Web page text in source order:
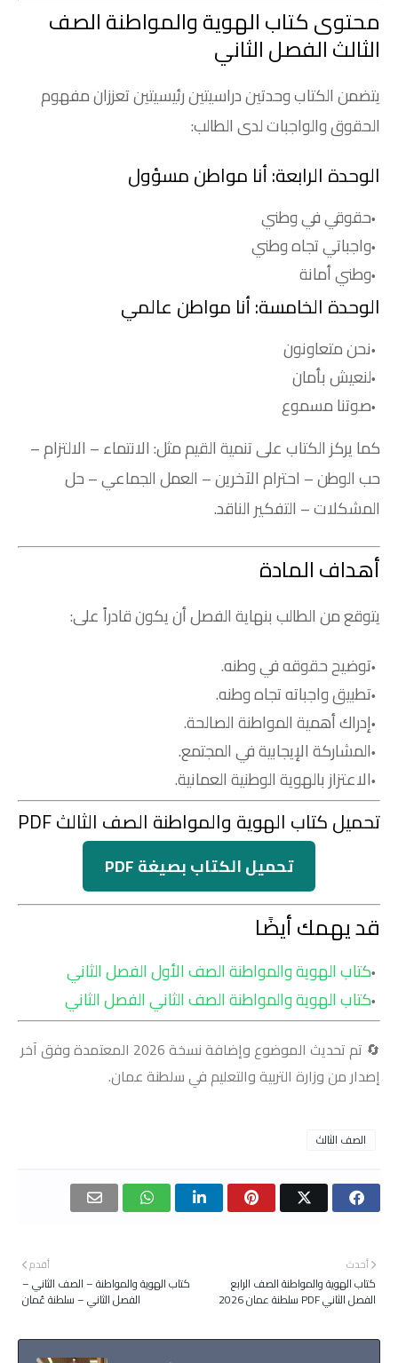
محتوى كتاب الهوية والمواطنة الصف
الثالث الفصل الثاني
يتضمن الكتاب وحدتين دراسيتين رئيسيتين تعززان مفهوم
الحقوق والواجبات لدى الطالب:
الوحدة الرابعة: أنا مواطن مسؤول
حقوقي في وطني
واجباتي تجاه وطني
وطني أمانة
الوحدة الخامسة: أنا مواطن عالمي
نحن متعاونون
لنعيش بأمان
صوتنا مسموع
كما يركز الكتاب على تنمية القيم مثل: الانتماء – الالتزام –
حب الوطن – احترام الآخرين – العمل الجماعي – حل
المشكلات – التفكير الناقد.
أهداف المادة
يتوقع من الطالب بنهاية الفصل أن يكون قادراً على:
توضيح حقوقه في وطنه.
تطبيق واجباته تجاه وطنه.
إدراك أهمية المواطنة الصالحة.
المشاركة الإيجابية في المجتمع.
الاعتزاز بالهوية الوطنية العمانية.
تحميل كتاب الهوية والمواطنة الصف الثالث PDF
تحميل الكتاب بصيغة PDF
قد يهمك أيضًا
كتاب الهوية والمواطنة الصف الأول الفصل الثاني
كتاب الهوية والمواطنة الصف الثاني الفصل الثاني
🔄 تم تحديث الموضوع وإضافة نسخة 2026 المعتمدة وفق آخر
إصدار من وزارة التربية والتعليم في سلطنة عمان.
الصف الثالث
أحدث
كتاب الهوية والمواطنة الصف الرابع
الفصل الثاني PDF سلطنة عمان 2026
أقدم
كتاب الهوية والمواطنة – الصف الثاني –
الفصل الثاني – سلطنة عُمان